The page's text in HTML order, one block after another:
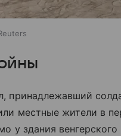
принадлежавший
местные жители в
у здания венгерского